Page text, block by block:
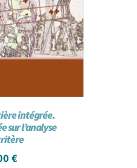
intégrée.
sur l’analyse
€